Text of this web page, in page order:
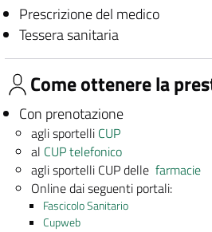
Prescrizione del medico
Tessera sanitaria
Come ottenere la
Con prenotazione
agli sportelli CUP
al CUP telefonico
agli sportelli CUP dellefarmacie
Online dai seguenti portali:
Fascicolo Sanitario
Cupweb